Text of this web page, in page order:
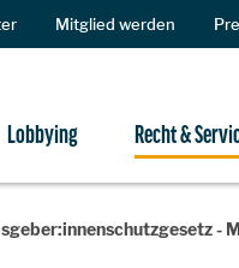
Mitglied werden
Lobbying Recht &
-